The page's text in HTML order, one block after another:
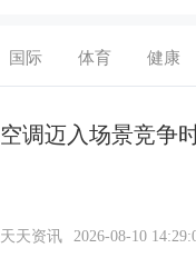
国际 体育 健康
空调迈入场景竞争
天天资讯 2026-08-10